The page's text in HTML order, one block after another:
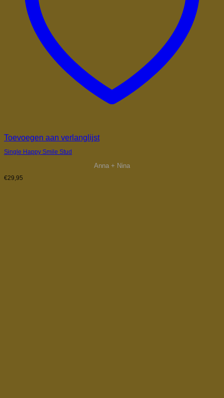
Toevoegen aan verlanglijst
Single Happy Smile Stud
Anna + Nina
€29,95